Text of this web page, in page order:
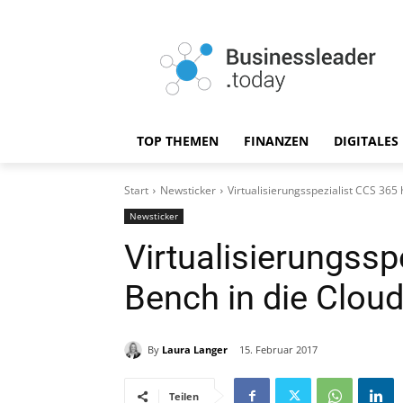
TOP THEMEN FINANZEN DIGITALES
Start Newsticker Virtualisierungsspezialist CCS 365
Newsticker
Bench in die Cloud
By Laura Langer 15. Februar 2017
Teilen